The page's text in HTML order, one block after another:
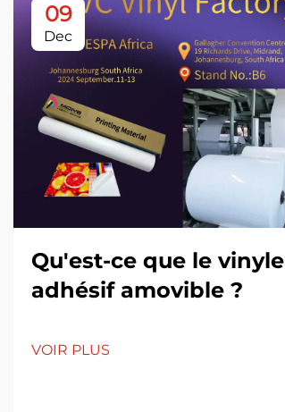
09
Dec
Qu'est-ce que le vinyle
adhésif amovible ?
VOIR PLUS